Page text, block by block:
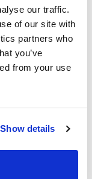
our traffic.
of our site with
partners who
you’ve
from your use
Show details
이트